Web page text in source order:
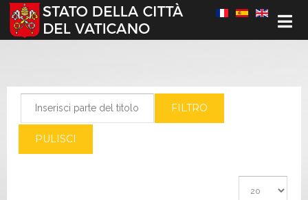
Seleziona la tua lingua
FILTRO
PULISCI